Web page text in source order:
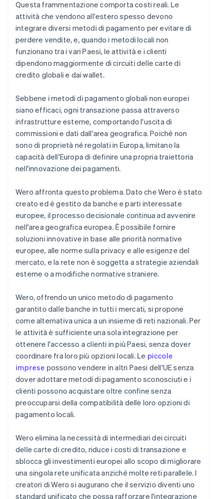
Questa frammentazione comporta costi reali. Le
attività che vendono all'estero spesso devono
integrare diversi metodi di pagamento per evitare di
perdere vendite, e, quando i metodi locali non
funzionano tra i vari Paesi, le attività e i clienti
dipendono maggiormente di circuiti delle carte di
credito globali e dai wallet.
Sebbene i metodi di pagamento globali non europei
siano efficaci, ogni transazione passa attraverso
infrastrutture esterne, comportando l'uscita di
commissioni e dati dall'area geografica. Poiché non
sono di proprietà né regolati in Europa, limitano la
capacità dell'Europa di definire una propria traiettoria
nell'innovazione dei pagamenti.
Wero affronta questo problema. Dato che Wero è stato
creato ed è gestito da banche e parti interessate
europee, il processo decisionale continua ad avvenire
nell'area geografica europea. È possibile fornire
soluzioni innovative in base alle priorità normative
europee, alle norme sulla privacy e alle esigenze del
mercato, e la rete non è soggetta a strategie aziendali
esterne o a modifiche normative straniere.
Wero, offrendo un unico metodo di pagamento
garantito dalle banche in tutti i mercati, si propone
come alternativa unica a un insieme di reti nazionali. Per
le attività è sufficiente una sola integrazione per
ottenere l'accesso a clienti in più Paesi, senza dover
coordinare fra loro più opzioni locali. Le piccole
imprese possono vendere in altri Paesi dell'UE senza
dover adottare metodi di pagamento sconosciuti e i
clienti possono acquistare oltre confine senza
preoccuparsi della compatibilità delle loro opzioni di
pagamento locali.
Wero elimina la necessità di intermediari dei circuiti
delle carte di credito, riduce i costi di transazione e
sblocca gli investimenti europei allo scopo di migliorare
una singola rete unificata anziché molte reti parallele. I
creatori di Wero si augurano che il servizio diventi uno
standard unificato che possa rafforzare l'integrazione